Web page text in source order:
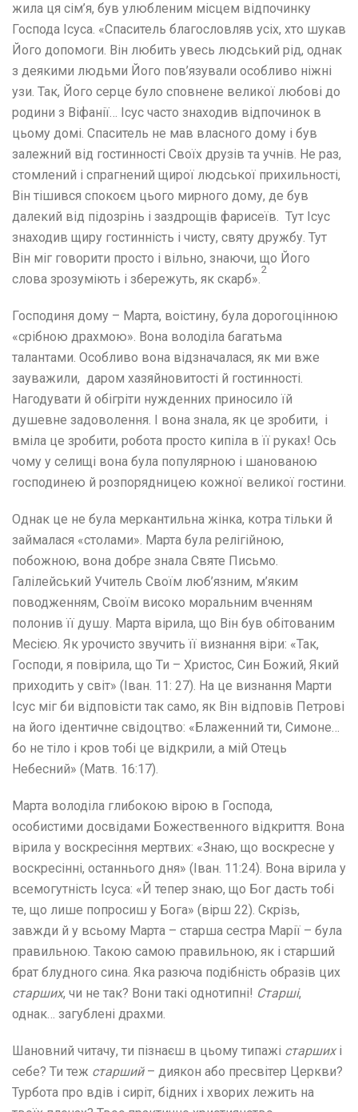
жила ця сім’я, був улюбленим місцем відпочинку
Господа Ісуса. «Спаситель благословляв усіх, хто шукав
Його допомоги. Він любить увесь людський рід, однак
з деякими людьми Його пов’язували особливо ніжні
узи. Так, Його серце було сповнене великої любові до
родини з Віфанії… Ісус часто знаходив відпочинок в
цьому домі. Спаситель не мав власного дому і був
залежний від гостинності Своїх друзів та учнів. Не раз,
стомлений і спрагнений щирої людської прихильності,
Він тішився спокоєм цього мирного дому, де був
далекий від підозрінь і заздрощів фарисеїв. Тут Ісус
знаходив щиру гостинність і чисту, святу дружбу. Тут
Він міг говорити просто і вільно, знаючи, що Його
слова зрозуміють і збережуть, як скарб».
2
Господиня дому – Марта, воістину, була дорогоцінною
«срібною драхмою». Вона володіла багатьма
талантами. Особливо вона відзначалася, як ми вже
зауважили, даром хазяйновитості й гостинності.
Нагодувати й обігріти нужденних приносило їй
душевне задоволення. І вона знала, як це зробити, і
вміла це зробити, робота просто кипіла в її руках! Ось
чому у селищі вона була популярною і шанованою
господинею й розпорядницею кожної великої гостини.
Однак це не була меркантильна жінка, котра тільки й
займалася «столами». Марта була релігійною,
побожною, вона добре знала Святе Письмо.
Галілейський Учитель Своїм люб’язним, м’яким
поводженням, Своїм високо моральним вченням
полонив її душу. Марта вірила, що Він був обітованим
Месією. Як урочисто звучить її визнання віри: «Так,
Господи, я повірила, що Ти – Христос, Син Божий, Який
приходить у світ» (Іван. 11: 27). На це визнання Марти
Ісус міг би відповісти так само, як Він відповів Петрові
на його ідентичне свідоцтво: «Блаженний ти, Симоне…
бо не тіло і кров тобі це відкрили, а мій Отець
Небесний» (Матв. 16:17).
Марта володіла глибокою вірою в Господа,
особистими досвідами Божественного відкриття. Вона
вірила у воскресіння мертвих: «Знаю, що воскресне у
воскресінні, останнього дня» (Іван. 11:24). Вона вірила у
всемогутність Ісуса: «Й тепер знаю, що Бог дасть тобі
те, що лише попросиш у Бога» (вірш 22). Скрізь,
завжди й у всьому Марта – старша сестра Марії – була
правильною. Такою самою правильною, як і старший
брат блудного сина. Яка разюча подібність образів цих
старших, чи не так? Вони такі однотипні! Старші,
однак… загублені драхми.
Шановний читачу, ти пізнаєш в цьому типажі старшихі
себе? Ти теж старший – диякон або пресвітер Церкви?
Турбота про вдів і сиріт, бідних і хворих лежить на